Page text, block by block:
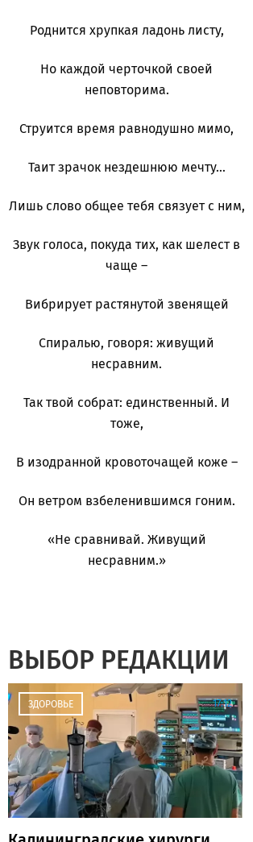
Роднится хрупкая ладонь листу,
Но каждой черточкой своей
неповторима.
Струится время равнодушно мимо,
Таит зрачок нездешнюю мечту…
Лишь слово общее тебя связует с ним,
Звук голоса, покуда тих, как шелест в
чаще –
Вибрирует растянутой звенящей
Спиралью, говоря: живущий
несравним.
Так твой собрат: единственный. И
тоже,
В изодранной кровоточащей коже –
Он ветром взбеленившимся гоним.
«Не сравнивай. Живущий
несравним.»
ВЫБОР РЕДАКЦИИ
ЗДОРОВЬЕ 17:12